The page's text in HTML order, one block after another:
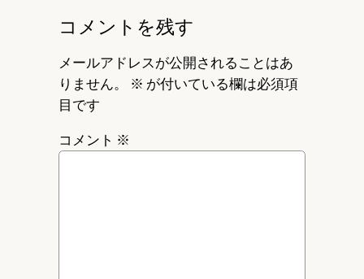
コメントを残す
メールアドレスが公開されることはあ
りません。
※ が付いている欄は必須項
目です
コメント ※